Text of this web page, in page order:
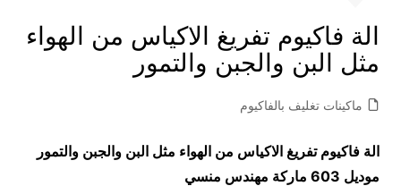
الة فاكيوم تفريغ الاكياس من الهواء
مثل البن والجبن والتمور
ماكينات تغليف بالفاكيوم
الة فاكيوم تفريغ الاكياس من الهواء مثل البن والجبن والتمور
موديل 603 ماركة مهندس منسي